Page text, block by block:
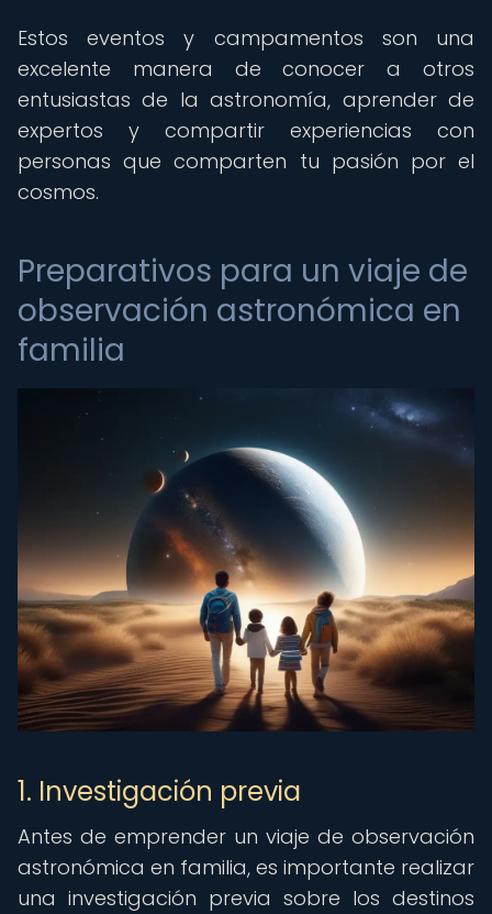
Estos eventos y campamentos son una
excelente manera de conocer a otros
entusiastas de la astronomía, aprender de
expertos y compartir experiencias con
personas que comparten tu pasión por el
cosmos.
Preparativos para un viaje de
observación astronómica en
familia
1. Investigación previa
Antes de emprender un viaje de observación
astronómica en familia, es importante realizar
una investigación previa sobre los destinos